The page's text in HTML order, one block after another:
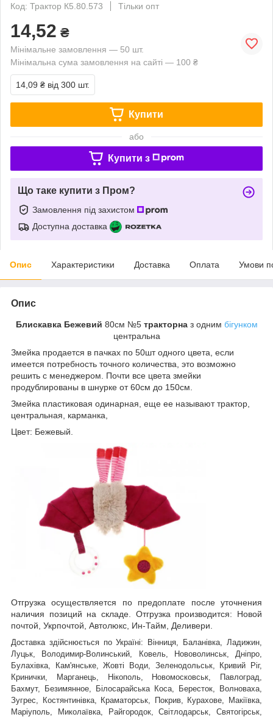
Код: Трактор К5.80.573
Тільки опт
14,52 ₴
Мінімальне замовлення — 50 шт.
Мінімальна сума замовлення на сайті — 100 ₴
14,09 ₴ від 300 шт.
Купити
або
Купити з
Що таке купити з Пром?
Замовлення під захистом
Доступна доставка
Опис Характеристики Доставка Оплата Умови
Опис
Блискавка Бежевий 80см №5 тракторна з одним бігунком
центральна
Змейка продается в пачках по 50шт одного цвета, если
имеется потребность точного количества, это возможно
решить с менеджером. Почти все цвета змейки
продублированы в шнурке от 60см до 150см.
Змейка пластиковая одинарная, еще ее называют трактор,
центральная, карманка,
Цвет: Бежевый.
Отгрузка осуществляется по предоплате после уточнения
наличия позиций на складе. Отгрузка производится: Новой
почтой, Укрпочтой, Автолюкс, Ин-Тайм, Деливери.
Доставка здійснюється по Україні: Вінниця, Баланівка, Ладижин,
Луцьк, Володимир-Волинський, Ковель, Нововолинськ, Дніпро,
Булахівка, Кам'янське, Жовті Води, Зеленодольськ, Кривий Ріг,
Кринички, Марганець, Нікополь, Новомосковськ, Павлоград,
Бахмут, Безимянное, Білосарайська Коса, Бересток, Волноваха,
Зугрес, Костянтинівка, Краматорськ, Покрив, Курахове, Макіївка,
Маріуполь, Миколаївка, Райгородок, Світлодарськ, Святогірськ,